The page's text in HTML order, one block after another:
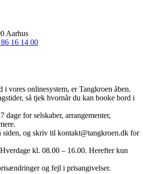
Aarhus
86 16 14 00
i vores onlinesystem, er Tangkroen åben.
så tjek hvornår du kan booke bord i
dage for selskaber, arrangementer,
siden, og skriv til kontakt@tangkroen.dk for
kl. 08.00 – 16.00. Herefter kun
og fejl i prisangivelser.